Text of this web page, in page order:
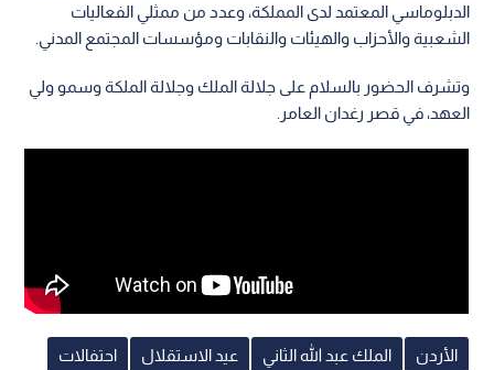
الدبلوماسي المعتمد لدى المملكة، وعدد من ممثلي الفعاليات
الشعبية والأحزاب والهيئات والنقابات ومؤسسات المجتمع المدني.
وتشرف الحضور بالسلام على جلالة الملك وجلالة الملكة وسمو ولي
العهد، في قصر رغدان العامر.
الأردن الملك عبد الله الثاني عيد الاستقلال احتفالات